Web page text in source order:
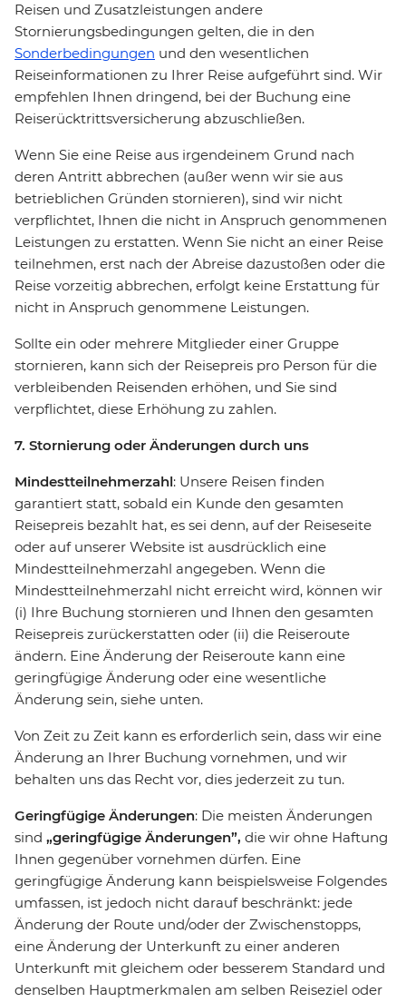
Reisen und Zusatzleistungen andere
Stornierungsbedingungen gelten, die in den
Sonderbedingungen und den wesentlichen
Reiseinformationen zu Ihrer Reise aufgeführt sind. Wir
empfehlen Ihnen dringend, bei der Buchung eine
Reiserücktrittsversicherung abzuschließen.
Wenn Sie eine Reise aus irgendeinem Grund nach
deren Antritt abbrechen (außer wenn wir sie aus
betrieblichen Gründen stornieren), sind wir nicht
verpflichtet, Ihnen die nicht in Anspruch genommenen
Leistungen zu erstatten. Wenn Sie nicht an einer Reise
teilnehmen, erst nach der Abreise dazustoßen oder die
Reise vorzeitig abbrechen, erfolgt keine Erstattung für
nicht in Anspruch genommene Leistungen.
Sollte ein oder mehrere Mitglieder einer Gruppe
stornieren, kann sich der Reisepreis pro Person für die
verbleibenden Reisenden erhöhen, und Sie sind
verpflichtet, diese Erhöhung zu zahlen.
7. Stornierung oder Änderungen durch uns
Mindestteilnehmerzahl: Unsere Reisen finden
garantiert statt, sobald ein Kunde den gesamten
Reisepreis bezahlt hat, es sei denn, auf der Reiseseite
oder auf unserer Website ist ausdrücklich eine
Mindestteilnehmerzahl angegeben. Wenn die
Mindestteilnehmerzahl nicht erreicht wird, können wir
(i) Ihre Buchung stornieren und Ihnen den gesamten
Reisepreis zurückerstatten oder (ii) die Reiseroute
ändern. Eine Änderung der Reiseroute kann eine
geringfügige Änderung oder eine wesentliche
Änderung sein, siehe unten.
Von Zeit zu Zeit kann es erforderlich sein, dass wir eine
Änderung an Ihrer Buchung vornehmen, und wir
behalten uns das Recht vor, dies jederzeit zu tun.
Geringfügige Änderungen: Die meisten Änderungen
sind „geringfügige Änderungen”, die wir ohne Haftung
Ihnen gegenüber vornehmen dürfen. Eine
geringfügige Änderung kann beispielsweise Folgendes
umfassen, ist jedoch nicht darauf beschränkt: jede
Änderung der Route und/oder der Zwischenstopps,
eine Änderung der Unterkunft zu einer anderen
Unterkunft mit gleichem oder besserem Standard und
denselben Hauptmerkmalen am selben Reiseziel oder